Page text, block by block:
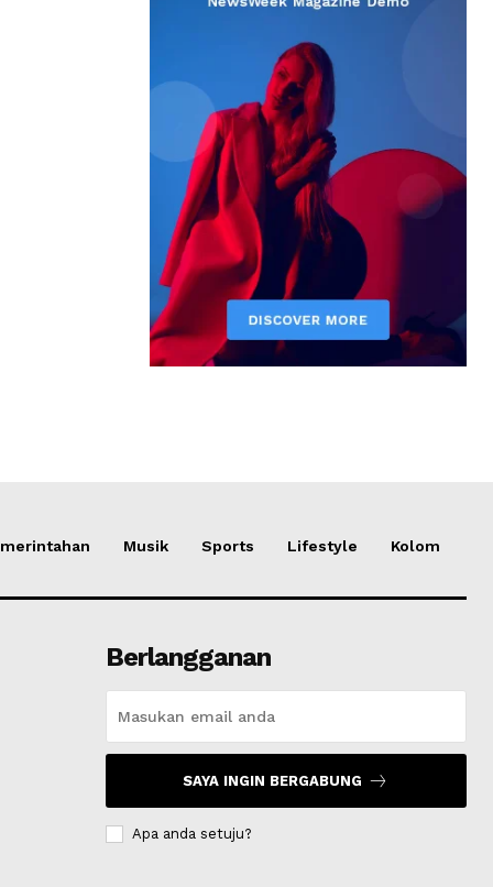
Musik Sports Lifestyle Kolom
Berlangganan
SAYA INGIN BERGABUNG
Apa anda setuju?